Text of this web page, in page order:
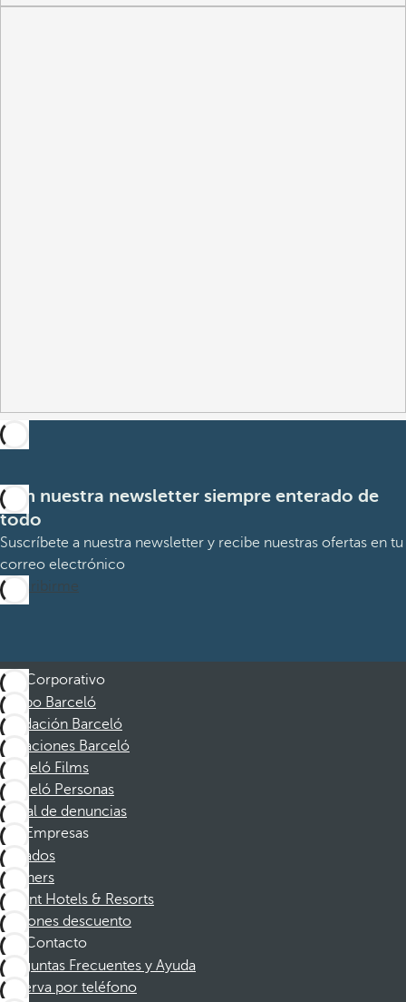
Con nuestra newsletter siempre enterado de
todo
Suscríbete a nuestra newsletter y recibe nuestras ofertas en tu
correo electrónico
Suscribirme
Corporativo
Grupo Barceló
Fundación Barceló
Vacaciones Barceló
Barceló Films
Barceló Personas
Canal de denuncias
Empresas
Afiliados
Partners
Dorint Hotels & Resorts
Cupones descuento
Contacto
Preguntas Frecuentes y Ayuda
Reserva por teléfono